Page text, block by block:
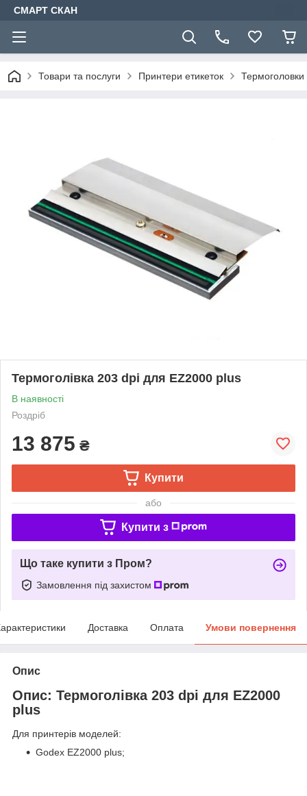
СМАРТ СКАН
Товари та послуги Принтери етикеток Термоголовки
Термоголівка 203 dpi для EZ2000 plus
В наявності
Роздріб
13 875 ₴
Купити
або
Купити з
Що таке купити з Пром?
Замовлення під захистом
Доставка Оплата Умови повернення
Опис
Опис: Термоголівка 203 dpi для EZ2000
plus
Для принтерів моделей:
Godex EZ2000 plus;